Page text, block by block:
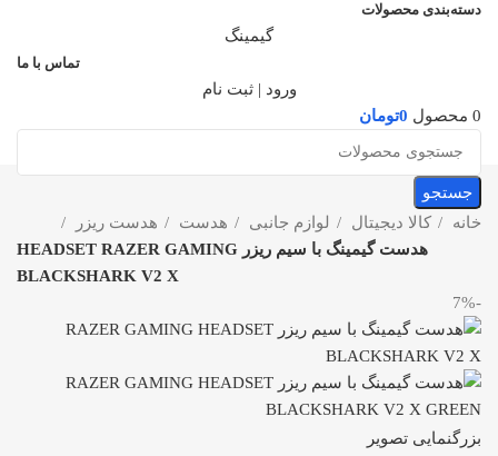
دسته‌بندی محصولات
گیمینگ
تماس با ما
ورود | ثبت نام
0 محصول 0تومان
جستجو
خانه
کالا دیجیتال لوازم جانبی هدست
هدست ریزر
هدست گیمینگ با سیم ریزر HEADSET RAZER GAMING
BLACKSHARK V2 X
-7%
بزرگنمایی تصویر